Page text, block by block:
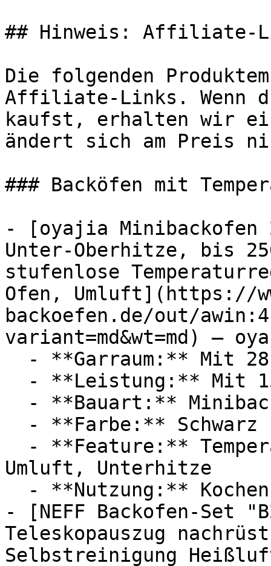
## Hinweis: Affiliate-
Die folgenden
Affiliate-Links. Wenn
kaufst, erhalten wir
ändert sich am Preis
### Backöfen mit
- [oyajia Minibackofen
Unter-Oberhitze, bis
stufenlose
Ofen, Umluft](https://
backoefen.de/out/
variant=md&wt=md) —
Umluft, Unterhitze
- [NEFF Backofen-Set
Teleskopauszug
Selbstreinigung